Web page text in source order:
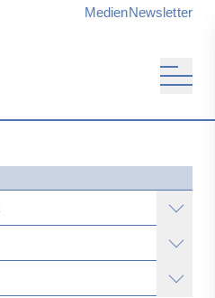
MedienNewsletter